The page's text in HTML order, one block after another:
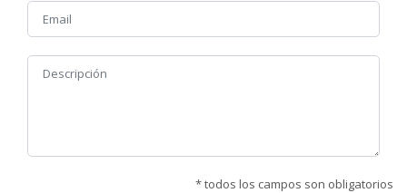
* todos los campos son obligatorios